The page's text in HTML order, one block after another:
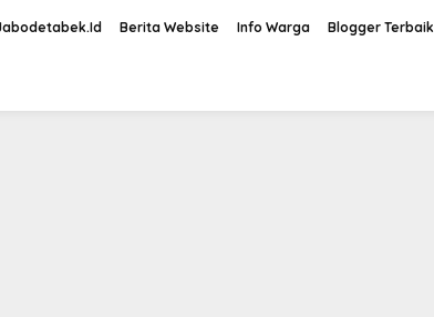
Berita Website Info Warga Blogger Terbaik